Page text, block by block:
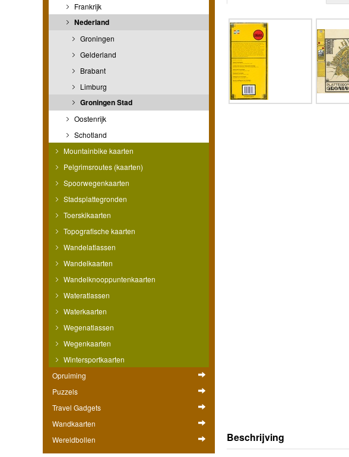
Frankrijk
Nederland
Groningen
Gelderland
Brabant
Limburg
Groningen Stad
Oostenrijk
Schotland
Mountainbike kaarten
Pelgrimsroutes (kaarten)
Spoorwegenkaarten
Stadsplattegronden
Toerskikaarten
Topografische kaarten
Wandelatlassen
Wandelkaarten
Wandelknooppuntenkaarten
Wateratlassen
Waterkaarten
Wegenatlassen
Wegenkaarten
Wintersportkaarten
Opruiming
Puzzels
Travel Gadgets
Wandkaarten
Wereldbollen
Beschrijving